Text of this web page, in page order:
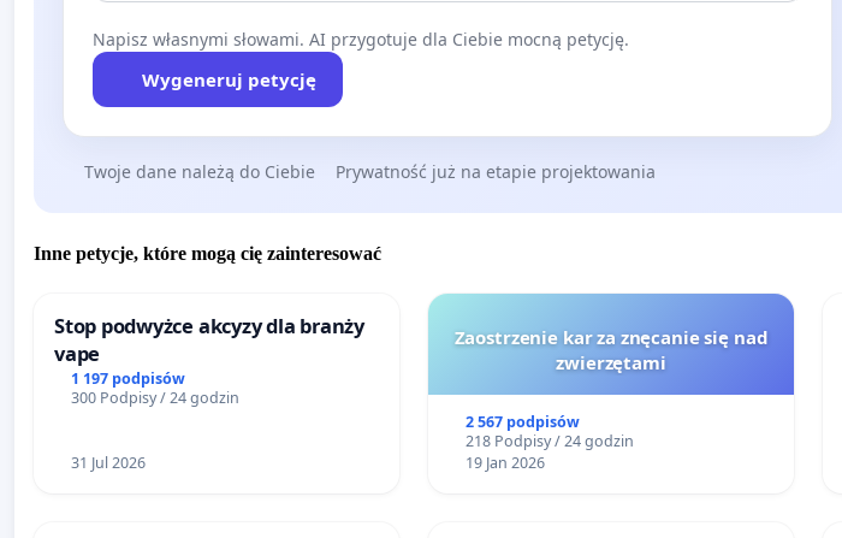
Napisz własnymi słowami. AI przygotuje dla Ciebie mocną petycję.
Wygeneruj petycję
Twoje dane należą do Ciebie Prywatność już na etapie projektowania
Inne petycje, które mogą cię zainteresować
Stop podwyżce akcyzy dla branży
vape
1 197 podpisów
300 Podpisy / 24 godzin
31 Jul 2026
Zaostrzenie kar za znęcanie się nad
zwierzętami
2 567 podpisów
218 Podpisy / 24 godzin
19 Jan 2026